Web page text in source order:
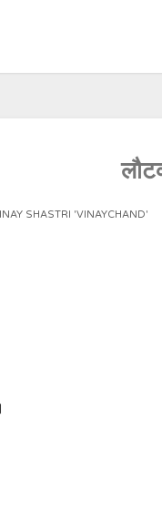
SHASTRI 'VINAYCHAND'